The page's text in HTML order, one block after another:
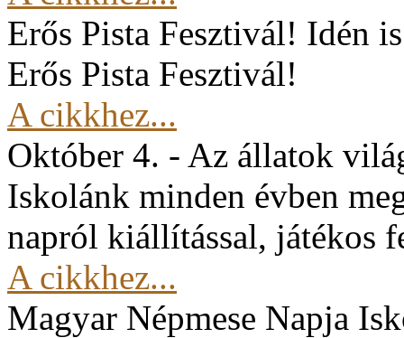
Erős Pista Fesztivál! Idén
Erős Pista Fesztivál!
A cikkhez...
Október 4. - Az állatok
Iskolánk minden évben
napról kiállítással, játékos
A cikkhez...
Magyar Népmese Napja